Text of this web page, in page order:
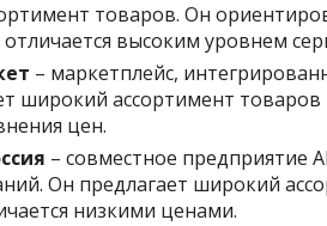
товаров. Он
высоким уровнем
– маркетплейс,
широкий ассортимент товаров
цен.
– совместное предприятие
Он предлагает широкий
низкими ценами.